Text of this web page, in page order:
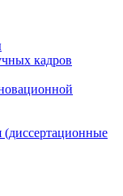
кадров
(диссертационные